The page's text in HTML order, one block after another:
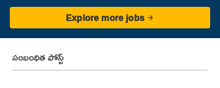
Explore more jobs
సంబంధిత పోస్ట్